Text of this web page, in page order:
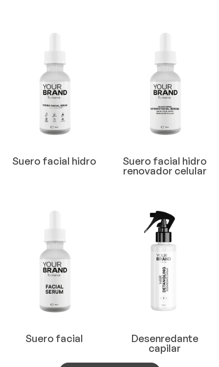
Suero facial hidro Suero facial hidro
renovador celular
Suero facial Desenredante
capilar